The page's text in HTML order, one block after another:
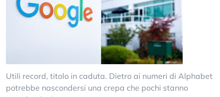
Utili record, titolo in caduta. Dietro ai numeri di Alphabet
potrebbe nascondersi una crepa che pochi stanno